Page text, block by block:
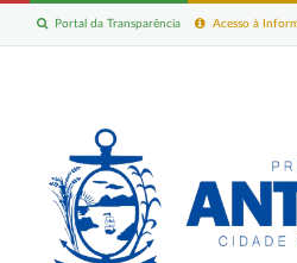
Acesso à
Portal da Transparência